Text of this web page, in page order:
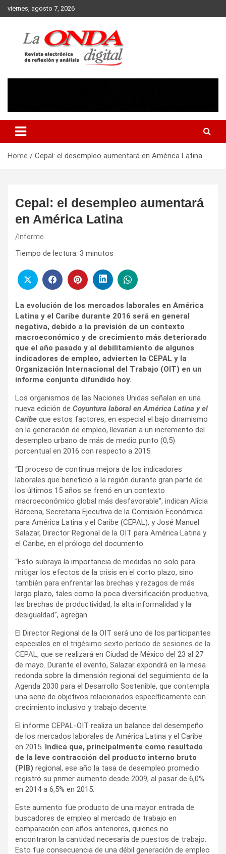
Skip
to
viernes, agosto 7, 2026
Home Cepal: el desempleo aumentará en América Latina
Cepal: el desempleo aumentará
en América Latina
Informe
Tiempo de lectura: 3 minutos
La evolución de los mercados laborales en América
Latina y el Caribe durante 2016 será en general
negativa, debido a la previsión de un contexto
macroeconómico y de crecimiento más deteriorado
que el año pasado y al debilitamiento de algunos
indicadores de empleo, advierten la CEPAL y la
Organización Internacional del Trabajo (OIT) en un
informe conjunto difundido hoy.
Los organismos de las Naciones Unidas señalan en una
nueva edición de Coyuntura laboral en América Latina y el
Caribe que estos factores, en especial el bajo dinamismo
en la generación de empleo, llevarían a un incremento del
desempleo urbano de más de medio punto (0,5)
porcentual en 2016 con respecto a 2015.
“El proceso de continua mejora de los indicadores
laborales que benefició a la región durante gran parte de
los últimos 15 años se frenó en un contexto
macroeconómico global más desfavorable”, indican Alicia
Bárcena, Secretaria Ejecutiva de la Comisión Económica
para América Latina y el Caribe (CEPAL), y José Manuel
Salazar, Director Regional de la OIT para América Latina y
el Caribe, en el prólogo del documento.
“Esto subraya la importancia de medidas no solo para
mitigar los efectos de la crisis en el corto plazo, sino
también para enfrentar las brechas y rezagos de más
largo plazo, tales como la poca diversificación productiva,
las brechas de productividad, la alta informalidad y la
desigualdad”, agregan.
El Director Regional de la OIT será uno de los participantes
especiales en el trigésimo sexto período de sesiones de la
CEPAL, que se realizará en Ciudad de México del 23 al 27
de mayo. Durante el evento, Salazar expondrá en la mesa
redonda sobre la dimensión regional del seguimiento de la
Agenda 2030 para el Desarrollo Sostenible, que contempla
una serie de objetivos relacionados específicamente con
crecimiento inclusivo y trabajo decente.
El informe CEPAL-OIT realiza un balance del desempeño
de los mercados laborales de América Latina y el Caribe
en 2015. Indica que, principalmente como resultado
de la leve contracción del producto interno bruto
(PIB) regional, ese año la tasa de desempleo promedio
registró su primer aumento desde 2009, al pasar de 6,0%
en 2014 a 6,5% en 2015.
Este aumento fue producto de una mayor entrada de
buscadores de empleo al mercado de trabajo en
comparación con años anteriores, quienes no
encontraron la cantidad necesaria de puestos de trabajo.
Esto fue consecuencia de una débil generación de empleo